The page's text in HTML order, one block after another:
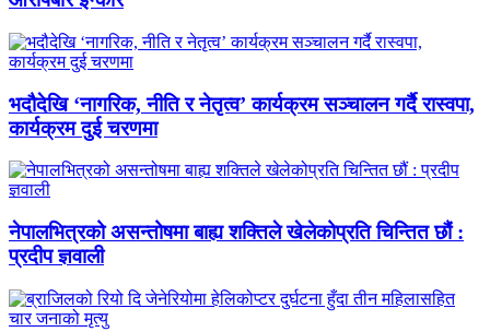
भदौदेखि ‘नागरिक, नीति र नेतृत्व’ कार्यक्रम सञ्चालन गर्दै रास्वपा,
कार्यक्रम दुई चरणमा
नेपालभित्रको असन्तोषमा बाह्य शक्तिले खेलेकोप्रति चिन्तित छौं :
प्रदीप ज्ञवाली